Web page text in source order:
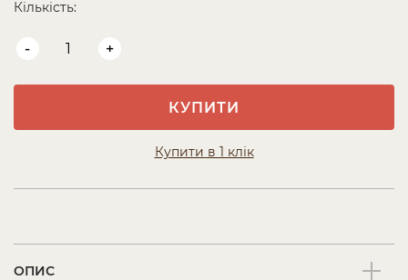
Кількість:
- +
КУПИТИ
Купити в 1 клік
ОПИС